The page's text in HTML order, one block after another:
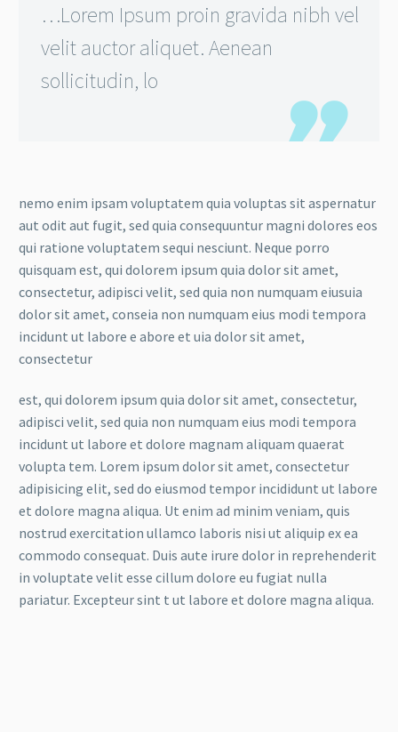
…Lorem Ipsum proin gravida nibh vel
velit auctor aliquet. Aenean
sollicitudin, lo
nemo enim ipsam voluptatem quia voluptas sit aspernatur
aut odit aut fugit, sed quia consequuntur magni dolores eos
qui ratione voluptatem sequi nesciunt. Neque porro
quisquam est, qui dolorem ipsum quia dolor sit amet,
consectetur, adipisci velit, sed quia non numquam eiusuia
dolor sit amet, conseia non numquam eius modi tempora
incidunt ut labore e abore et uia dolor sit amet,
consectetur
est, qui dolorem ipsum quia dolor sit amet, consectetur,
adipisci velit, sed quia non numquam eius modi tempora
incidunt ut labore et dolore magnam aliquam quaerat
volupta tem. Lorem ipsum dolor sit amet, consectetur
adipisicing elit, sed do eiusmod tempor incididunt ut labore
et dolore magna aliqua. Ut enim ad minim veniam, quis
nostrud exercitation ullamco laboris nisi ut aliquip ex ea
commodo consequat. Duis aute irure dolor in reprehenderit
in voluptate velit esse cillum dolore eu fugiat nulla
pariatur. Excepteur sint t ut labore et dolore magna aliqua.